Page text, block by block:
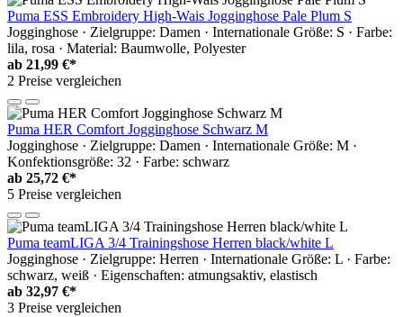
Puma ESS Embroidery High-Wais Jogginghose Pale Plum S
Jogginghose · Zielgruppe: Damen · Internationale Größe: S · Farbe:
lila, rosa · Material: Baumwolle, Polyester
ab 21,99 €*
2 Preise vergleichen
Puma HER Comfort Jogginghose Schwarz M
Jogginghose · Zielgruppe: Damen · Internationale Größe: M ·
Konfektionsgröße: 32 · Farbe: schwarz
ab 25,72 €*
5 Preise vergleichen
Puma teamLIGA 3/4 Trainingshose Herren black/white L
Jogginghose · Zielgruppe: Herren · Internationale Größe: L · Farbe:
schwarz, weiß · Eigenschaften: atmungsaktiv, elastisch
ab 32,97 €*
3 Preise vergleichen